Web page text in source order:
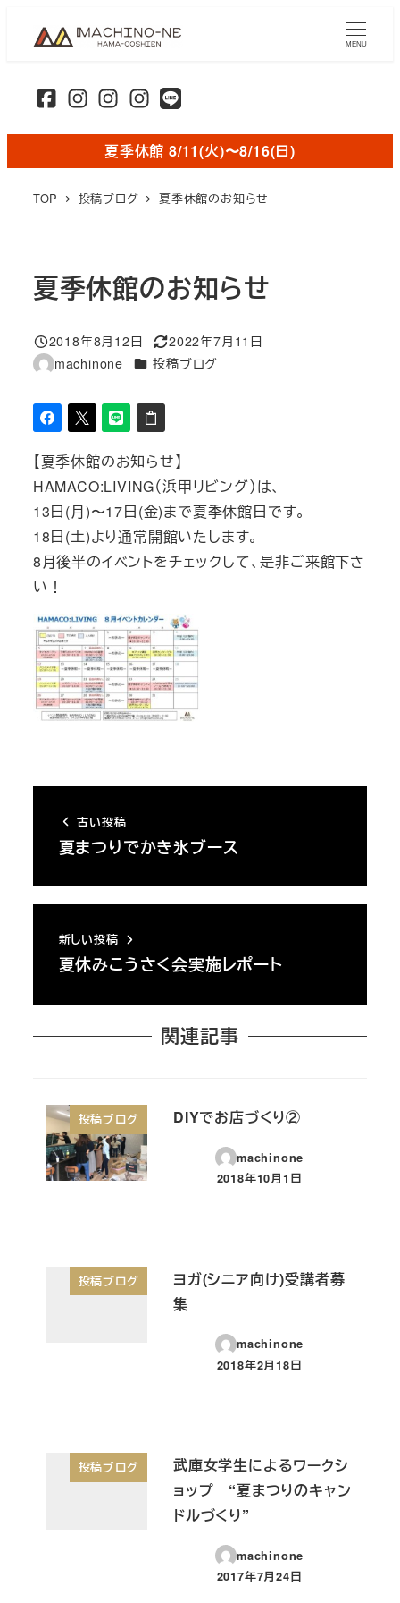
ン
MENU
夏季休館 8/11(火)〜8/16(日)
TOP 投稿ブログ 夏季休館のお知らせ
夏季休館のお知らせ
投稿日
2018年8月12日
更新日
2022年7月11日
著
machinone カテゴリー
投稿ブログ
【夏季休館のお知らせ】
HAMACO:LIVING（浜甲リビング）は、
13日(月)〜17日(金)まで夏季休館日です。
18日(土)より通常開館いたします。
8月後半のイベントをチェックして、是非ご来館下さ
い！
古い投稿
夏まつりでかき氷ブース
新しい投稿
夏休みこうさく会実施レポート
関連記事
投稿ブログ DIYでお店づくり②
machinone
投稿日
2018年10月1日
投稿ブログ
ヨガ(シニア向け)受講者募
集
machinone
投稿日
2018年2月18日
投稿ブログ
武庫女学生によるワークシ
ョップ “夏まつりのキャン
ドルづくり”
machinone
投稿日
2017年7月24日